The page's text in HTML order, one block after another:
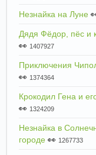
Незнайка на Луне
Дядя Фёдор, пёс и
👀 1407927
Приключения
👀 1374364
Крокодил Гена и
👀 1324209
Незнайка в
городе 👀 1267733